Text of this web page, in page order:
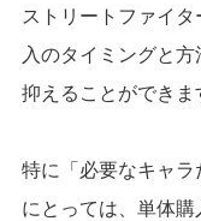
ストリートファイ
入のタイミングと
抑えることができま
特に「必要なキャ
にとっては、単体